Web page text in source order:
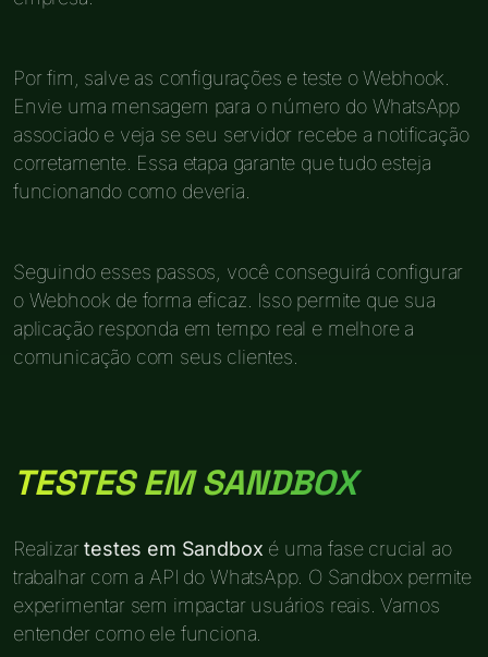
Por fim, salve as configurações e teste o Webhook.
Envie uma mensagem para o número do WhatsApp
associado e veja se seu servidor recebe a notificação
corretamente. Essa etapa garante que tudo esteja
funcionando como deveria.
Seguindo esses passos, você conseguirá configurar
o Webhook de forma eficaz. Isso permite que sua
aplicação responda em tempo real e melhore a
comunicação com seus clientes.
TESTES EM SANDBOX
Realizartestes em Sandbox é uma fase crucial ao
trabalhar com a API do WhatsApp. O Sandbox permite
experimentar sem impactar usuários reais. Vamos
entender como ele funciona.